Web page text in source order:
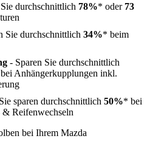
durchschnittlich 78%* oder 73
Sie durchschnittlich 34%* beim
- Sparen Sie durchschnittlich
Anhängerkupplungen inkl.
sparen durchschnittlich 50%* bei
& Reifenwechseln
bei Ihrem Mazda